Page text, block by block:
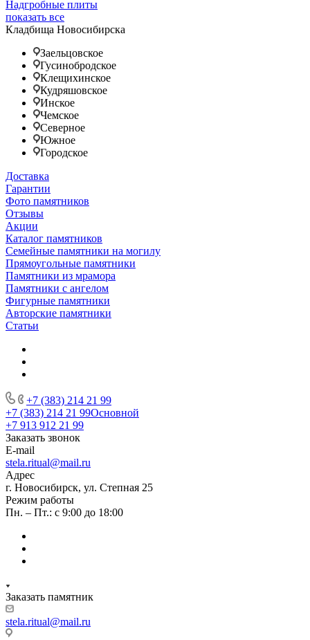
Надгробные плиты
показать все
Кладбища Новосибирска
Заельцовское
Гусинобродское
Клещихинское
Кудряшовское
Инское
Чемское
Северное
Южное
Городское
Доставка
Гарантии
Фото памятников
Отзывы
Акции
Каталог памятников
Семейные памятники на могилу
Прямоугольные памятники
Памятники из мрамора
Памятники с ангелом
Фигурные памятники
Авторские памятники
Статьи
+7 (383) 214 21 99
+7 (383) 214 21 99Основной
+7 913 912 21 99
Заказать звонок
E-mail
stela.ritual@mail.ru
Адрес
г. Новосибирск, ул. Степная 25
Режим работы
Пн. – Пт.: с 9:00 до 18:00
Заказать памятник
stela.ritual@mail.ru